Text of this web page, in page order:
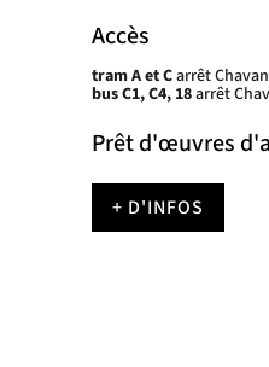
de
lecture
Accès
tram A et Carrêt
bus C1, C4, 18arrêt
Prêt d'œuvres
+ D'INFOS